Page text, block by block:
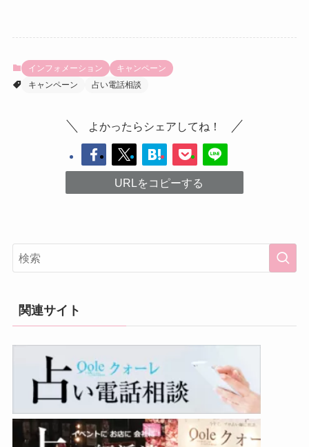
インフォメーション
キャンペーン
キャンペーン
占い電話相談
よかったらシェアしてね！
URLをコピーする
関連サイト